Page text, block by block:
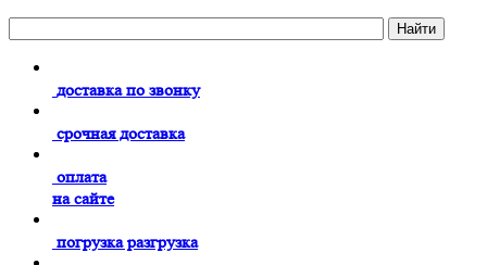
доставка по звонку
срочная доставка
оплата
на сайте
погрузка разгрузка